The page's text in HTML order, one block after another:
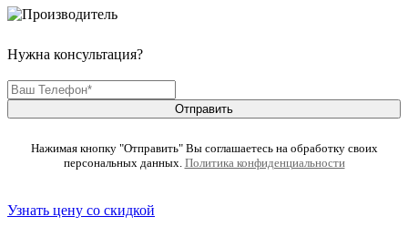
Нужна консультация?
Отправить
Нажимая кнопку "Отправить" Вы соглашаетесь на обработку своих
персональных данных. Политика конфиденциальности
Узнать цену со скидкой